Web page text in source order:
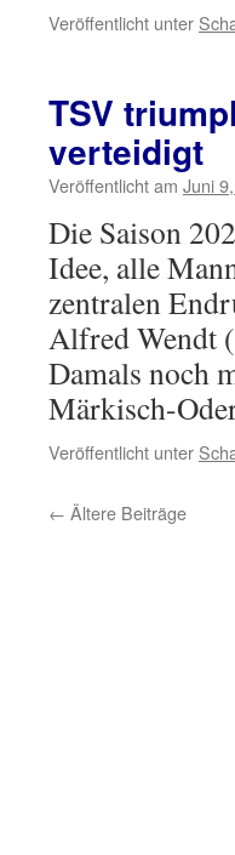
Veröffentlicht unter
TSV
verteidigt
Veröffentlicht am Juni
Die Saison
Idee, alle
zentralen
Alfred Wendt
Damals noch
Märkisch-
Veröffentlicht unter
← Ältere Beiträge